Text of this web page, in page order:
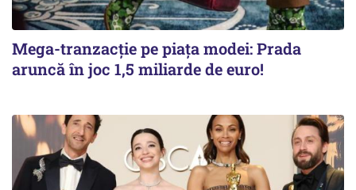
Mega-tranzacție pe piața modei: Prada
aruncă în joc 1,5 miliarde de euro!